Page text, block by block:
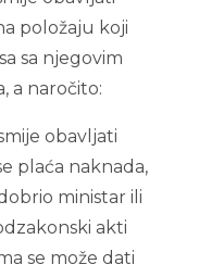
položaju koji
sa njegovim
a naročito:
obavljati
plaća naknada,
ministar ili
akti
se može dati